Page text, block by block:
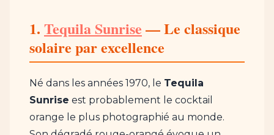
1. Tequila Sunrise — Le classique
solaire par excellence
Né dans les années 1970, le Tequila
Sunrise est probablement le cocktail
orange le plus photographié au monde.